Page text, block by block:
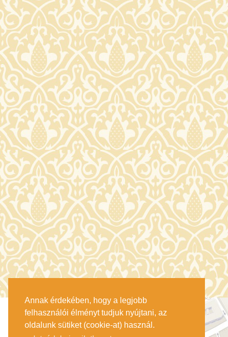
Annak érdekében, hogy a legjobb
felhasználói élményt tudjuk nyújtani, az
oldalunk sütiket (cookie-at) használ.